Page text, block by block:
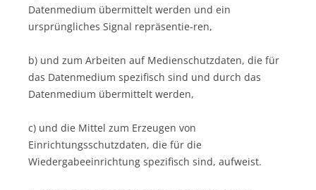
Datenmedium übermittelt werden und ein
ursprüngliches Signal repräsentie-ren,
b) und zum Arbeiten auf Medienschutzdaten, die für
das Datenmedium spezifisch sind und durch das
Datenmedium übermittelt werden,
c) und die Mittel zum Erzeugen von
Einrichtungsschutzdaten, die für die
Wiedergabeeinrichtung spezifisch sind, aufweist.